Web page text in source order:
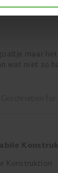
maar
wat niet zo
Konstruktion